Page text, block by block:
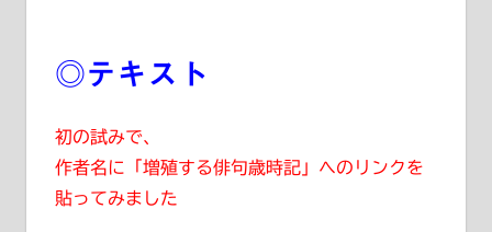
◎テキスト
初の試みで、
作者名に「増殖する俳句歳時記」へのリンクを
貼ってみました